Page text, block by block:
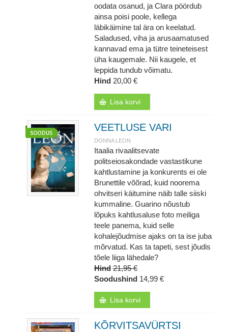
oodata osanud, ja Clara pöördub
ainsa poisi poole, kellega
läbikäimine tal ära on keelatud.
Saladused, viha ja arusaamatused
kannavad ema ja tütre teineteisest
üha kaugemale. Nii kaugele, et
leppida tundub võimatu.
Hind 20,00 €
Lisa korvi
VEETLUSE VARI
DONNA LEON
Itaalia rivaalitsevate
politseiosakondade vastastikune
kahtlustamine ja konkurents ei ole
Brunettile võõrad, kuid noorema
ohvitseri käitumine näib talle siiski
kummaline. Guarino nõustub
lõpuks kahtlusaluse foto meiliga
teele panema, kuid selle
kohalejõudmise ajaks on ta ise juba
mõrvatud. Kas ta tapeti, sest jõudis
tõele liiga lähedale?
Hind 21,95 €
Soodushind 14,99 €
Lisa korvi
KÕRVITSAVÜRTSI